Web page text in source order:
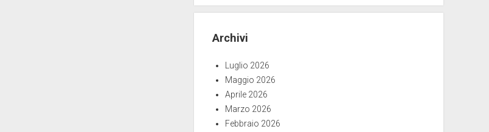
Archivi
Luglio 2026
Maggio 2026
Aprile 2026
Marzo 2026
Febbraio 2026